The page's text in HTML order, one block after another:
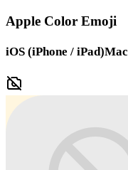
Apple Color Emoji
iOS (iPhone / iPad)Mac